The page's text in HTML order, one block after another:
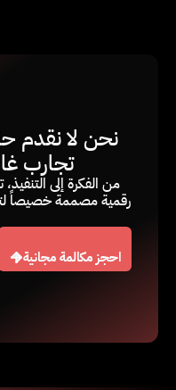
نحن لا نقدم
تجارب
رقمية مصممة خصيصاً
احجز مكالمة مجانية
احجز مكالمة مجانية